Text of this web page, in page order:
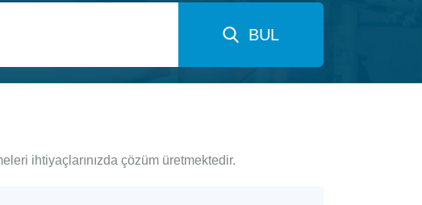
BUL
ihtiyaçlarınızda çözüm üretmektedir.